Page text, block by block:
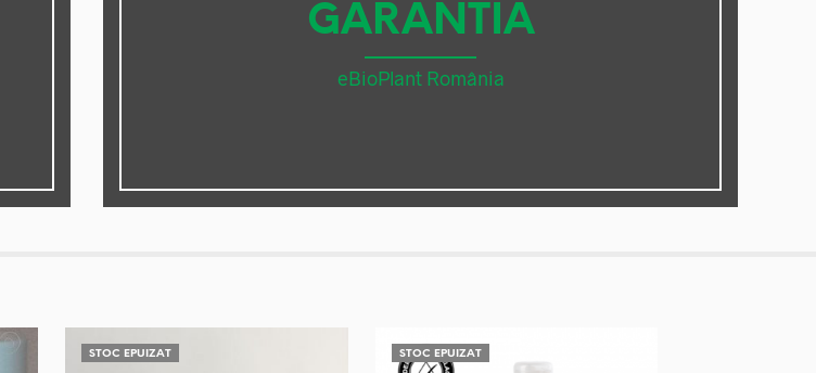
GARANTIA
eBioPlant România
STOC EPUIZAT STOC EPUIZAT